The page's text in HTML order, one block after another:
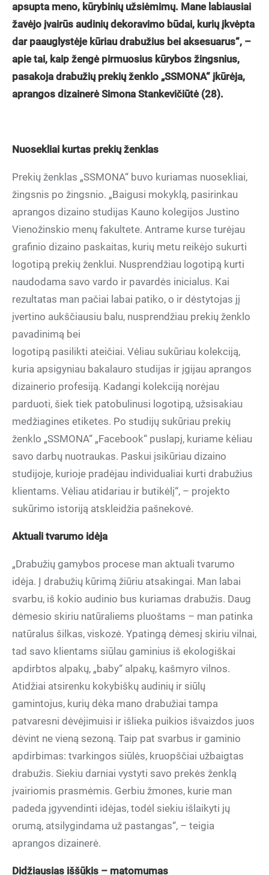
apsupta meno, kūrybinių užsiėmimų. Mane labiausiai
žavėjo įvairūs audinių dekoravimo būdai, kurių įkvėpta
dar paauglystėje kūriau drabužius bei aksesuarus“, –
apie tai, kaip žengė pirmuosius kūrybos žingsnius,
pasakoja drabužių prekių ženklo „SSMONA“ įkūrėja,
aprangos dizainerė Simona Stankevičiūtė (28).
Nuosekliai kurtas prekių ženklas
Prekių ženklas „SSMONA“ buvo kuriamas nuosekliai,
žingsnis po žingsnio. „Baigusi mokyklą, pasirinkau
aprangos dizaino studijas Kauno kolegijos Justino
Vienožinskio menų fakultete. Antrame kurse turėjau
grafinio dizaino paskaitas, kurių metu reikėjo sukurti
logotipą prekių ženklui. Nusprendžiau logotipą kurti
naudodama savo vardo ir pavardės inicialus. Kai
rezultatas man pačiai labai patiko, o ir dėstytojas jį
įvertino aukščiausiu balu, nusprendžiau prekių ženklo
pavadinimą bei
logotipą pasilikti ateičiai. Vėliau sukūriau kolekciją,
kuria apsigyniau bakalauro studijas ir įgijau aprangos
dizainerio profesiją. Kadangi kolekciją norėjau
parduoti, šiek tiek patobulinusi logotipą, užsisakiau
medžiagines etiketes. Po studijų sukūriau prekių
ženklo „SSMONA“ „Facebook“ puslapį, kuriame kėliau
savo darbų nuotraukas. Paskui įsikūriau dizaino
studijoje, kurioje pradėjau individualiai kurti drabužius
klientams. Vėliau atidariau ir butikėlį“, – projekto
sukūrimo istoriją atskleidžia pašnekovė.
Aktuali tvarumo idėja
„Drabužių gamybos procese man aktuali tvarumo
idėja. Į drabužių kūrimą žiūriu atsakingai. Man labai
svarbu, iš kokio audinio bus kuriamas drabužis. Daug
dėmesio skiriu natūraliems pluoštams – man patinka
natūralus šilkas, viskozė. Ypatingą dėmesį skiriu vilnai,
tad savo klientams siūlau gaminius iš ekologiškai
apdirbtos alpakų, „baby“ alpakų, kašmyro vilnos.
Atidžiai atsirenku kokybiškų audinių ir siūlų
gamintojus, kurių dėka mano drabužiai tampa
patvaresni dėvėjimuisi ir išlieka puikios išvaizdos juos
dėvint ne vieną sezoną. Taip pat svarbus ir gaminio
apdirbimas: tvarkingos siūlės, kruopščiai užbaigtas
drabužis. Siekiu darniai vystyti savo prekės ženklą
įvairiomis prasmėmis. Gerbiu žmones, kurie man
padeda įgyvendinti idėjas, todėl siekiu išlaikyti jų
orumą, atsilygindama už pastangas“, – teigia
aprangos dizainerė.
Didžiausias iššūkis – matomumas